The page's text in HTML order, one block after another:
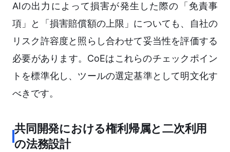
AIの出力によって損害が発生した際の「免責事
項」と「損害賠償額の上限」についても、自社の
リスク許容度と照らし合わせて妥当性を評価する
必要があります。CoEはこれらのチェックポイン
トを標準化し、ツールの選定基準として明文化す
べきです。
共同開発における権利帰属と二次利用
の法務設計